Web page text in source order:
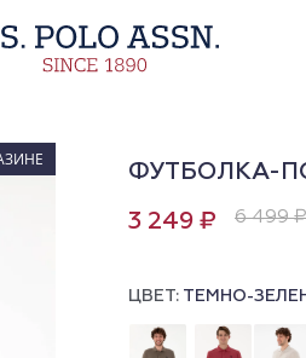
ФУТБОЛКА-
3 249 ₽ 6 499 ₽
ЦВЕТ: ТЕМНО-